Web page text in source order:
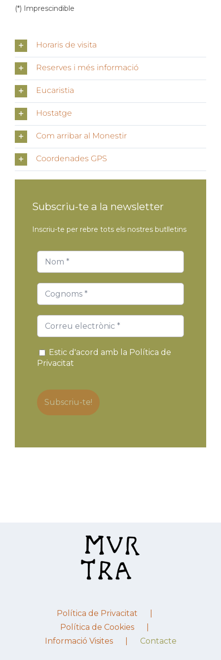
(*) Imprescindible
Horaris de visita
Reserves i més informació
Eucaristia
Hostatge
Com arribar al Monestir
Coordenades GPS
Subscriu-te a la newsletter
Inscriu-te per rebre tots els nostres butlletins
Estic d'acord amb la Política de
Privacitat
Política de Privacitat
Política de Cookies
Informació Visites
Contacte